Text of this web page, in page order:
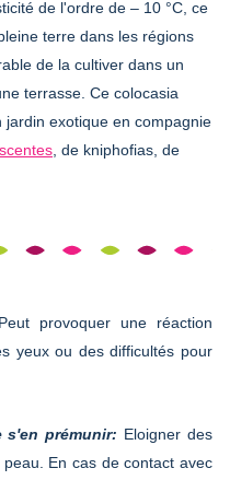
de l'ordre de – 10 °C, ce
terre dans les régions
de la cultiver dans un
terrasse. Ce colocasia
exotique en compagnie
, de kniphofias, de
Peut provoquer une réaction
yeux ou des difficultés pour
s'en prémunir: Eloigner des
En cas de contact avec